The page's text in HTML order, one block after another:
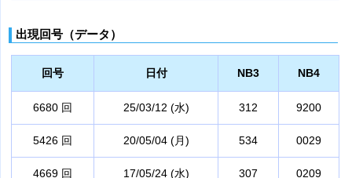
出現回号（データ）
回号 日付 NB3 NB4
6680 回 25/03/12 (水) 312 9200
5426 回 20/05/04 (月) 534 0029
4669 回 17/05/24 (水) 307 0209